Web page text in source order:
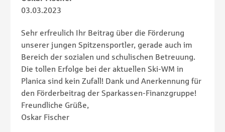
03.03.2023
Sehr erfreulich Ihr Beitrag über die Förderung
unserer jungen Spitzensportler, gerade auch im
Bereich der sozialen und schulischen Betreuung.
Die tollen Erfolge bei der aktuellen Ski-WM in
Planica sind kein Zufall! Dank und Anerkennung für
den Förderbeitrag der Sparkassen-Finanzgruppe!
Freundliche Grüße,
Oskar Fischer